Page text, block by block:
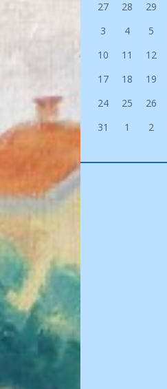
27 28 29
3
4 5
10
11 12
17
18 19
24
25 26
31
1 2